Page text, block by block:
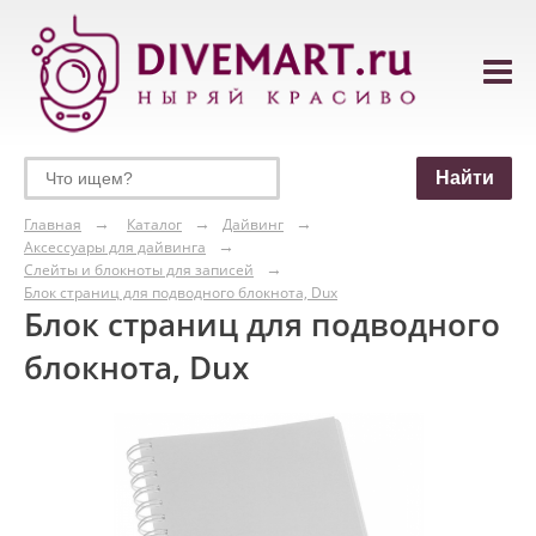
Главная Каталог
Дайвинг
Аксессуары для дайвинга
Слейты и блокноты для записей
Блок страниц для подводного блокнота, Dux
Блок страниц для подводного
блокнота, Dux